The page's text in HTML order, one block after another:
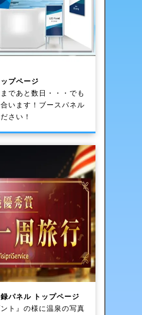
プページ
であと数日・・・でも
います！ブースパネル
さい！
パネル トップページ
ント』の様に温泉の写真